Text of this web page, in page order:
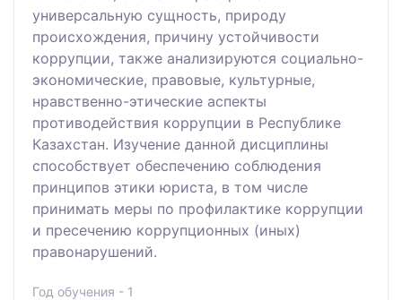
универсальную сущность, природу
происхождения, причину устойчивости
коррупции, также анализируются социально-
экономические, правовые, культурные,
нравственно-этические аспекты
противодействия коррупции в Республике
Казахстан. Изучение данной дисциплины
способствует обеспечению соблюдения
принципов этики юриста, в том числе
принимать меры по профилактике коррупции
и пресечению коррупционных (иных)
правонарушений.
Год обучения - 1